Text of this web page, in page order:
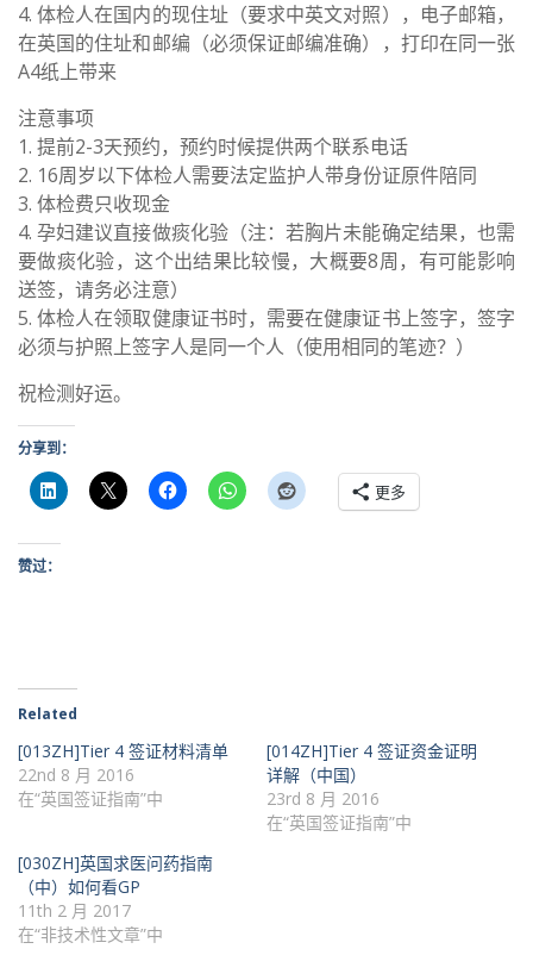
4. 体检人在国内的现住址（要求中英文对照），电子邮箱，
在英国的住址和邮编（必须保证邮编准确），打印在同一张
A4纸上带来
注意事项
1. 提前2-3天预约，预约时候提供两个联系电话
2. 16周岁以下体检人需要法定监护人带身份证原件陪同
3. 体检费只收现金
4. 孕妇建议直接做痰化验（注：若胸片未能确定结果，也需
要做痰化验，这个出结果比较慢，大概要8周，有可能影响
送签，请务必注意）
5. 体检人在领取健康证书时，需要在健康证书上签字，签字
必须与护照上签字人是同一个人（使用相同的笔迹？）
祝检测好运。
分享到：
更多
赞过：
Related
[013ZH]Tier 4 签证材料清单
22nd 8 月 2016
在“英国签证指南”中
[014ZH]Tier 4 签证资金证明
详解（中国）
23rd 8 月 2016
在“英国签证指南”中
[030ZH]英国求医问药指南
（中）如何看GP
11th 2 月 2017
在“非技术性文章”中